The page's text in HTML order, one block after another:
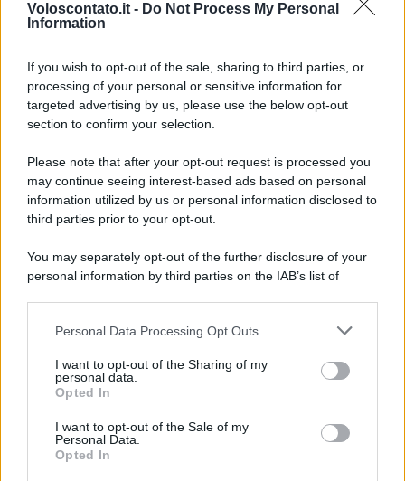
Voloscontato.it - Do Not Process My Personal
Information
If you wish to opt-out of the sale, sharing to third parties, or
processing of your personal or sensitive information for
targeted advertising by us, please use the below opt-out
section to confirm your selection.
Please note that after your opt-out request is processed you
may continue seeing interest-based ads based on personal
information utilized by us or personal information disclosed to
third parties prior to your opt-out.
You may separately opt-out of the further disclosure of your
personal information by third parties on the IAB’s list of
This information may also be disclosed by us to third parties
disclose it to other third parties.
Please note that this website/app uses one or more Google
services and may gather and store information including but
not limited to your visit or usage behaviour. You may click to
grant or deny consent to Google and its third-party tags to
Personal Data Processing Opt Outs
I want to opt-out of the Sharing of my
personal data.
Opted In
I want to opt-out of the Sale of my
Personal Data.
Opted In
SAGRE ED EVENTI
Palio Marinaro dell’Argentario 2026: tutte le
news!
Lo sapevi che...
Ci sono luoghi che a Ferragosto
diventano ancora più belli perché
nessuno li prende d’assalto
Il piccolo gioiello del Garda che
conquista con un lago davvero
speciale
Il cammino italiano che tutti possono
fare in un giorno conquista sempre più